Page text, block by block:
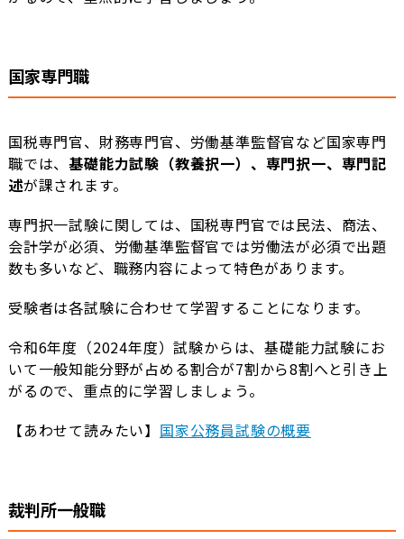
国家専門職
国税専門官、財務専門官、労働基準監督官など国家専門
職では、基礎能力試験（教養択一）、専門択一、専門記
述が課されます。
専門択一試験に関しては、国税専門官では民法、商法、
会計学が必須、労働基準監督官では労働法が必須で出題
数も多いなど、職務内容によって特色があります。
受験者は各試験に合わせて学習することになります。
令和6年度（2024年度）試験からは、基礎能力試験にお
いて一般知能分野が占める割合が7割から8割へと引き上
がるので、重点的に学習しましょう。
【あわせて読みたい】 国家公務員試験の概要
裁判所一般職